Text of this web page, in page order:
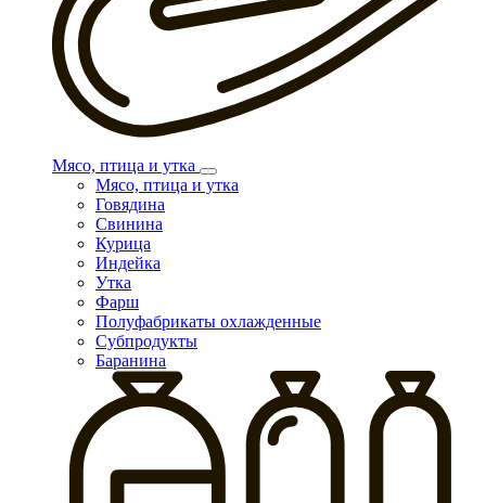
Мясо, птица и утка
Мясо, птица и утка
Говядина
Свинина
Курица
Индейка
Утка
Фарш
Полуфабрикаты охлажденные
Субпродукты
Баранина